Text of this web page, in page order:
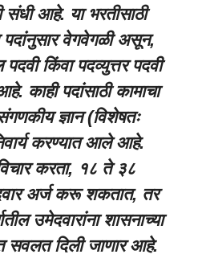
संधी आहे. या भरतीसाठी
पदांनुसार वेगवेगळी असून,
किंवा पदव्युत्तर पदवी
पदांसाठी कामाचा
ज्ञान (विशेषतः
करण्यात आले आहे.
विचार करता, १८ ते ३८
अर्ज करू शकतात, तर
उमेदवारांना शासनाच्या
सवलत दिली जाणार आहे.